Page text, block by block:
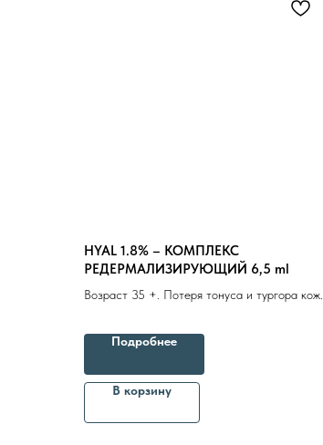
HYAL 1.8% – КОМПЛЕКС
РЕДЕРМАЛИЗИРУЮЩИЙ 6,5 ml
Возраст 35 +. Потеря тонуса и тургора кожи.
хроностарения и фотостарения
Подробнее
В корзину